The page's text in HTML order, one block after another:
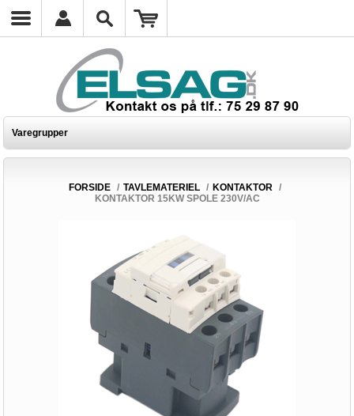
Varegrupper
FORSIDE / TAVLEMATERIEL / KONTAKTOR /
KONTAKTOR 15KW SPOLE 230V/AC